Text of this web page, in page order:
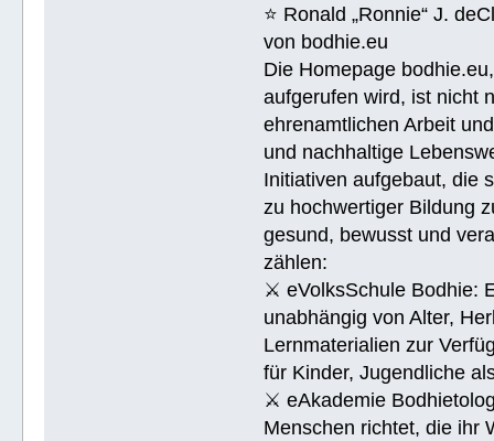
⭐️ Ronald „Ronnie“ J.
von bodhie.eu
Die Homepage
aufgerufen wird, ist nicht
ehrenamtlichen Arbeit
und nachhaltige
Initiativen aufgebaut, die
zu hochwertiger Bildung
gesund, bewusst und
zählen:
⚔ eVolksSchule Bodhie:
unabhängig von Alter,
Lernmaterialien zur
für Kinder, Jugendliche
⚔ eAkademie
Menschen richtet, die ihr